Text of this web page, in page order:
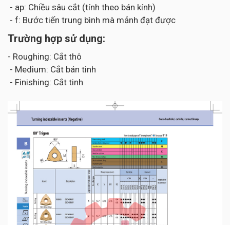
- ap: Chiều sâu cắt (tính theo bán kính)
- f: Bước tiến trung bình mà mảnh đạt được
Trường hợp sử dụng:
- Roughing: Cắt thô
- Medium: Cắt bán tinh
- Finishing: Cắt tinh